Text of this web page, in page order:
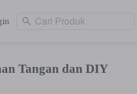
Cari Produk
Tangan dan DIY